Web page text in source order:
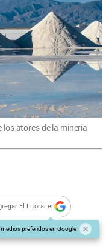
los atores de la minería
El Litoral en
preferidos en Google